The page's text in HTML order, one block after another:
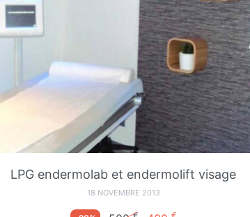
LPG endermolab et endermolift visage
18 NOVEMBRE 2013